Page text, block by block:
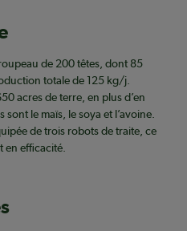
de 200 têtes, dont 85
totale de 125 kg/j.
acres de terre, en plus d’en
le maïs, le soya et l’avoine.
de trois robots de traite, ce
en efficacité.